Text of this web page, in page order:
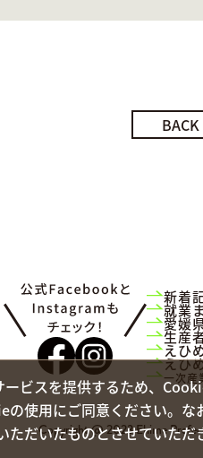
BACK
新着
就業
愛媛
生産
えひ
えひ
一次産
Copyright @ 2023 Ehime
ビスを提供するため、
使用にご同意ください。
だいたものとさせていただ